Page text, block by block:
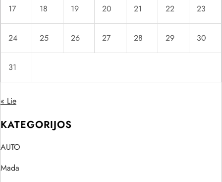
17 18 19 20 21 22 23
24 25 26 27 28 29 30
31
« Lie
KATEGORIJOS
AUTO
Mada